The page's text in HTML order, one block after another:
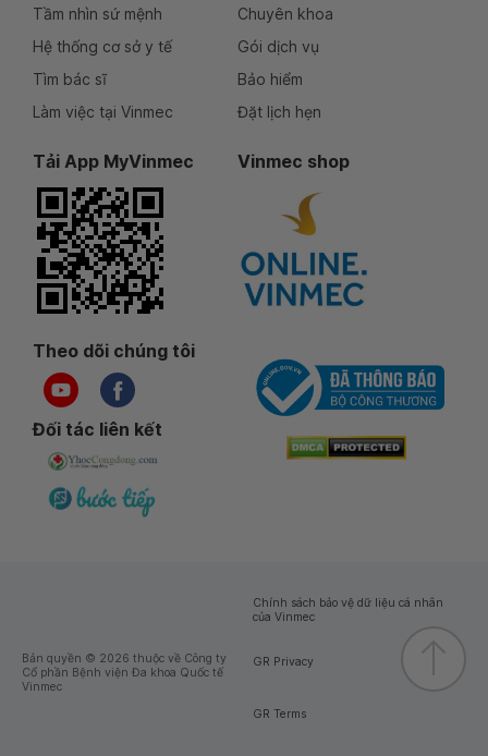
Tầm nhìn sứ mệnh
Hệ thống cơ sở y tế
Tìm bác sĩ
Làm việc tại Vinmec
Chuyên khoa
Gói dịch vụ
Bảo hiểm
Đặt lịch hẹn
Tải App MyVinmec Vinmec shop
Theo dõi chúng tôi
Đối tác liên kết
Bản quyền © 2026 thuộc về Công ty
Cổ phần Bệnh viện Đa khoa Quốc tế
Vinmec
Chính sách bảo vệ dữ liệu cá nhân
của Vinmec
GR Privacy
GR Terms